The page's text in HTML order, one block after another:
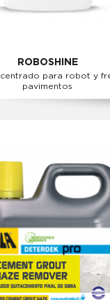
ROBOSHINE
para robot y
pavimentos